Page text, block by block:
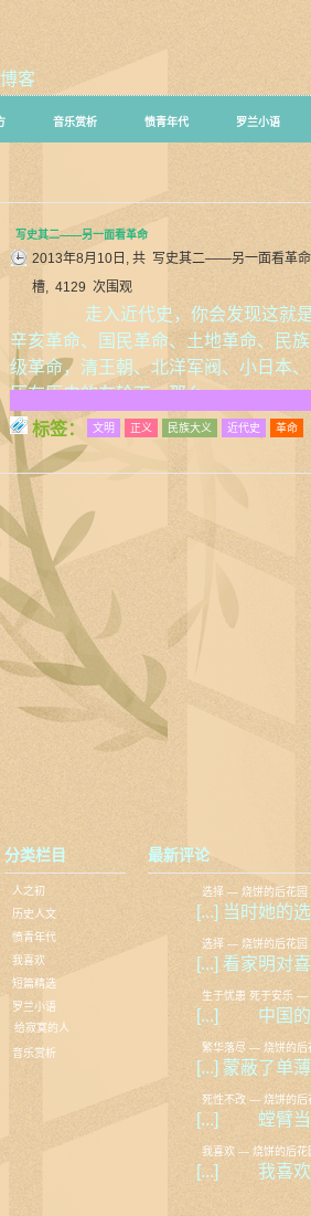
客
音乐赏析 愤青年代 罗兰小语
写史其二——另一面看革命
2013年8月10日, 共 写史其二——另一面看革命
槽, 4129 次围观
走入近代史，你会发现这就是
辛亥革命、国民革命、土地革命、民
级革命，清王朝、北洋军阀、小日本
压在历史的车轮下。那么，……
标签： 文明 正义 民族大义 近代史 革命
分类栏目
人之初
历史人文
愤青年代
我喜欢
短篇精选
罗兰小语
给寂寞的人
音乐赏析
最新评论
选择 — 烧饼的后花园
[...] 当时她的
选择 — 烧饼的后花园
[...] 看家明对
生于忧患 死于安乐 —
[...] 中国的
繁华落尽 — 烧饼的后
[...] 蒙蔽了单
死性不改 — 烧饼的后
[...] 螳臂当
我喜欢 — 烧饼的后花
[...] 我喜欢